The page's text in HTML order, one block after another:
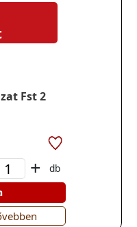
Fst 2
+
db